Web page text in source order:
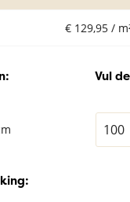
€ 129,95 /
Vul